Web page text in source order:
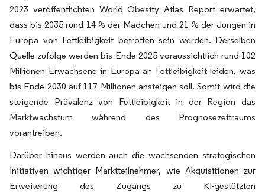
2023 veröffentlichten World Obesity Atlas Report erwartet,
dass bis 2035 rund 14 % der Mädchen und 21 % der Jungen in
Europa von Fettleibigkeit betroffen sein werden. Derselben
Quelle zufolge werden bis Ende 2025 voraussichtlich rund 102
Millionen Erwachsene in Europa an Fettleibigkeit leiden, was
bis Ende 2030 auf 117 Millionen ansteigen soll. Somit wird die
steigende Prävalenz von Fettleibigkeit in der Region das
Marktwachstum während des Prognosezeitraums
vorantreiben.
Darüber hinaus werden auch die wachsenden strategischen
Initiativen wichtiger Marktteilnehmer, wie Akquisitionen zur
Erweiterung des Zugangs zu KI-gestützten